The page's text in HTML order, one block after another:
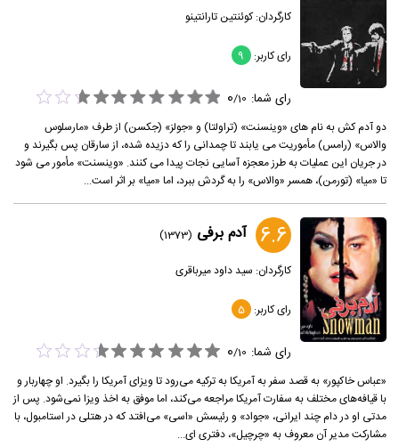
کارگردان:کوئنتین تارانتینو
رای کاربر: 9
رای شما: 0/10
دو آدم کش به نام های «وینسنت» (تراولتا) و «جولز» (جکسن) از طرف «مارسلوس
والاس» (رامس) مأموریت می یابند تا چمدانی را که دزیده شده، از سارقان پس بگیرند و
در جریان این عملیات به طرز معجزه آسایی نجات پیدا می کنند. «وینسنت» مأمور می شود
تا «میا» (تورمن)، همسر «والاس» را به گردش ببرد، اما «میا» بر اثر است...
6.6 آدم برفی (1373)
کارگردان: سید داود میر‌باقری
رای کاربر: 5
رای شما: 0/10
«عباس خاکپور» به قصد سفر به آمریکا به ترکیه می‌رود تا ویزای آمریکا را بگیرد. او چهاربار و
با قیافه‌های مختلف به سفارت آمریکا مراجعه می‌کند، اما موفق به اخذ ویزا نمی‌شود. پس از
مدتی او در دام چند ایرانی، «جواد» و رئیسش «اسی» می‌افتد که در هتلی در استامبول، با
مشارکت مدیر آن معروف به «چرچیل»، دفتری ای...